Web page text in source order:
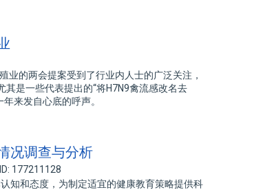
业的两会提案受到了行业内人士的广泛关注，
是一些代表提出的“将H7N9禽流感改名去
年来发自心底的呼声。
况调查与分析
177211128
知和态度，为制定适宜的健康教育策略提供科